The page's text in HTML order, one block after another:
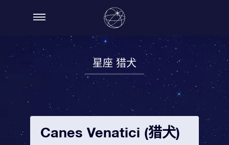
星座 猎犬
Canes Venatici (猎犬)